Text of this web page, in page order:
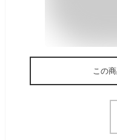
この